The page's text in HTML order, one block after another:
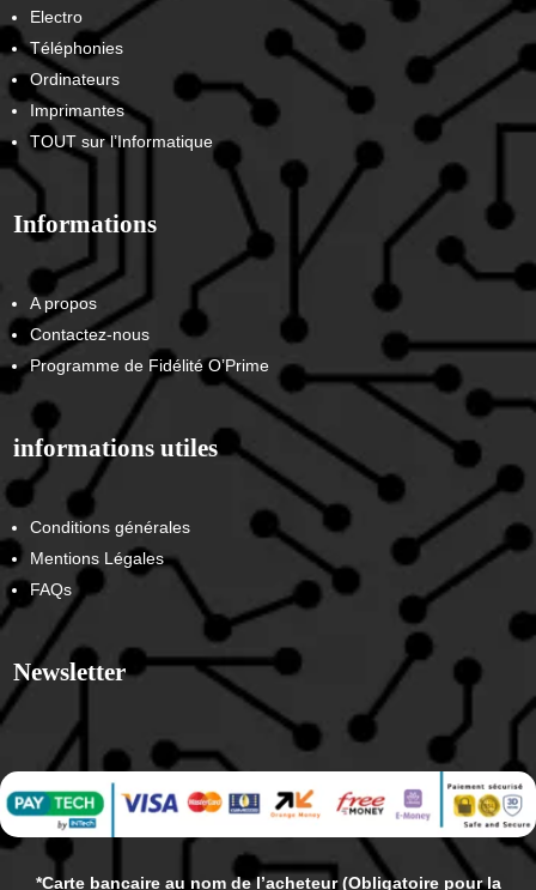
Electro
Téléphonies
Ordinateurs
Imprimantes
TOUT sur l’Informatique
Informations
A propos
Contactez-nous
Programme de Fidélité O’Prime
informations utiles
Conditions générales
Mentions Légales
FAQs
Newsletter
*Carte bancaire au nom de l’acheteur (Obligatoire pour la